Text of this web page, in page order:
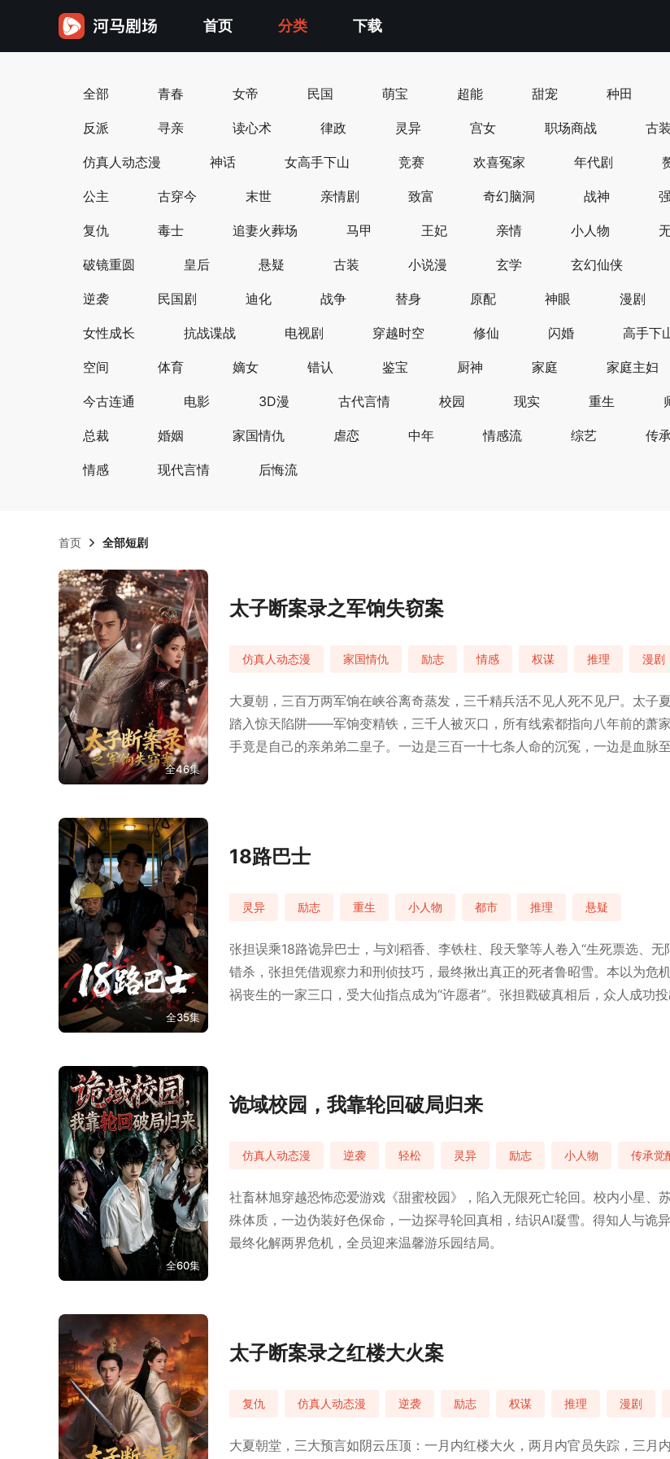
首页 分类 下载
全部 青春 女帝 民国 萌宝 超能 甜宠 种田
反派 寻亲 读心术 律政 灵异 宫女 职场商战 古
仿真人动态漫 神话 女高手下山 竞赛 欢喜冤家 年代剧
公主 古穿今 末世 亲情剧 致富 奇幻脑洞 战神
复仇 毒士 追妻火葬场 马甲 王妃 亲情 小人物
破镜重圆 皇后 悬疑 古装 小说漫 玄学 玄幻仙侠
逆袭 民国剧 迪化 战争 替身 原配 神眼 漫剧
女性成长 抗战谍战 电视剧 穿越时空 修仙 闪婚 高手下
空间 体育 嫡女 错认 鉴宝 厨神 家庭 家庭主妇
今古连通 电影 3D漫 古代言情 校园 现实 重生
总裁 婚姻 家国情仇 虐恋 中年 情感流 综艺 传
情感 现代言情 后悔流
首页 全部短剧
全46集
太子断案录之军饷失窃案
仿真人动态漫 家国情仇 励志 情感 权谋 推理 漫剧
大夏朝，三百万两军饷在峡谷离奇蒸发，三千精兵活不见人死不见尸。太
踏入惊天陷阱——军饷变精铁，三千人被灭口，所有线索都指向八年前的萧
手竟是自己的亲弟弟二皇子。一边是三百一十七条人命的沉冤，一边是血脉
全35集
18路巴士
灵异 励志 重生 小人物 都市 推理 悬疑
张担误乘18路诡异巴士，与刘稻香、李铁柱、段天擎等人卷入“生死票选、
错杀，张担凭借观察力和刑侦技巧，最终揪出真正的死者鲁昭雪。本以为
祸丧生的一家三口，受大仙指点成为“许愿者”。张担戳破真相后，众人成功
全60集
诡域校园，我靠轮回破局归来
仿真人动态漫 逆袭 轻松 灵异 励志 小人物 传承觉
社畜林旭穿越恐怖恋爱游戏《甜蜜校园》，陷入无限死亡轮回。校内小星
殊体质，一边伪装好色保命，一边探寻轮回真相，结识AI凝雪。得知人与诡
最终化解两界危机，全员迎来温馨游乐园结局。
太子断案录之红楼大火案
复仇 仿真人动态漫 逆袭 励志 权谋 推理 漫剧
大夏朝堂，三大预言如阴云压顶：一月内红楼大火，两月内官员失踪，三月